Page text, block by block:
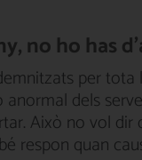
no ho has
per
dels
Això no vol
respon quan